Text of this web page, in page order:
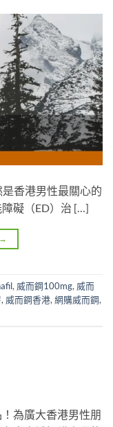
香港男性最關心的
礙（ED）治 […]
→
, 威而鋼100mg, 威而
, 威而鋼香港,網購威而鋼,
為廣大香港男性朋